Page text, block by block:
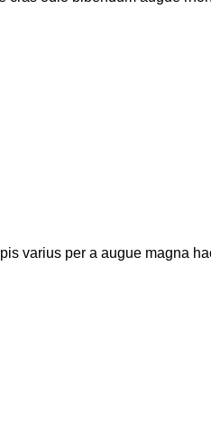
varius per a augue magna